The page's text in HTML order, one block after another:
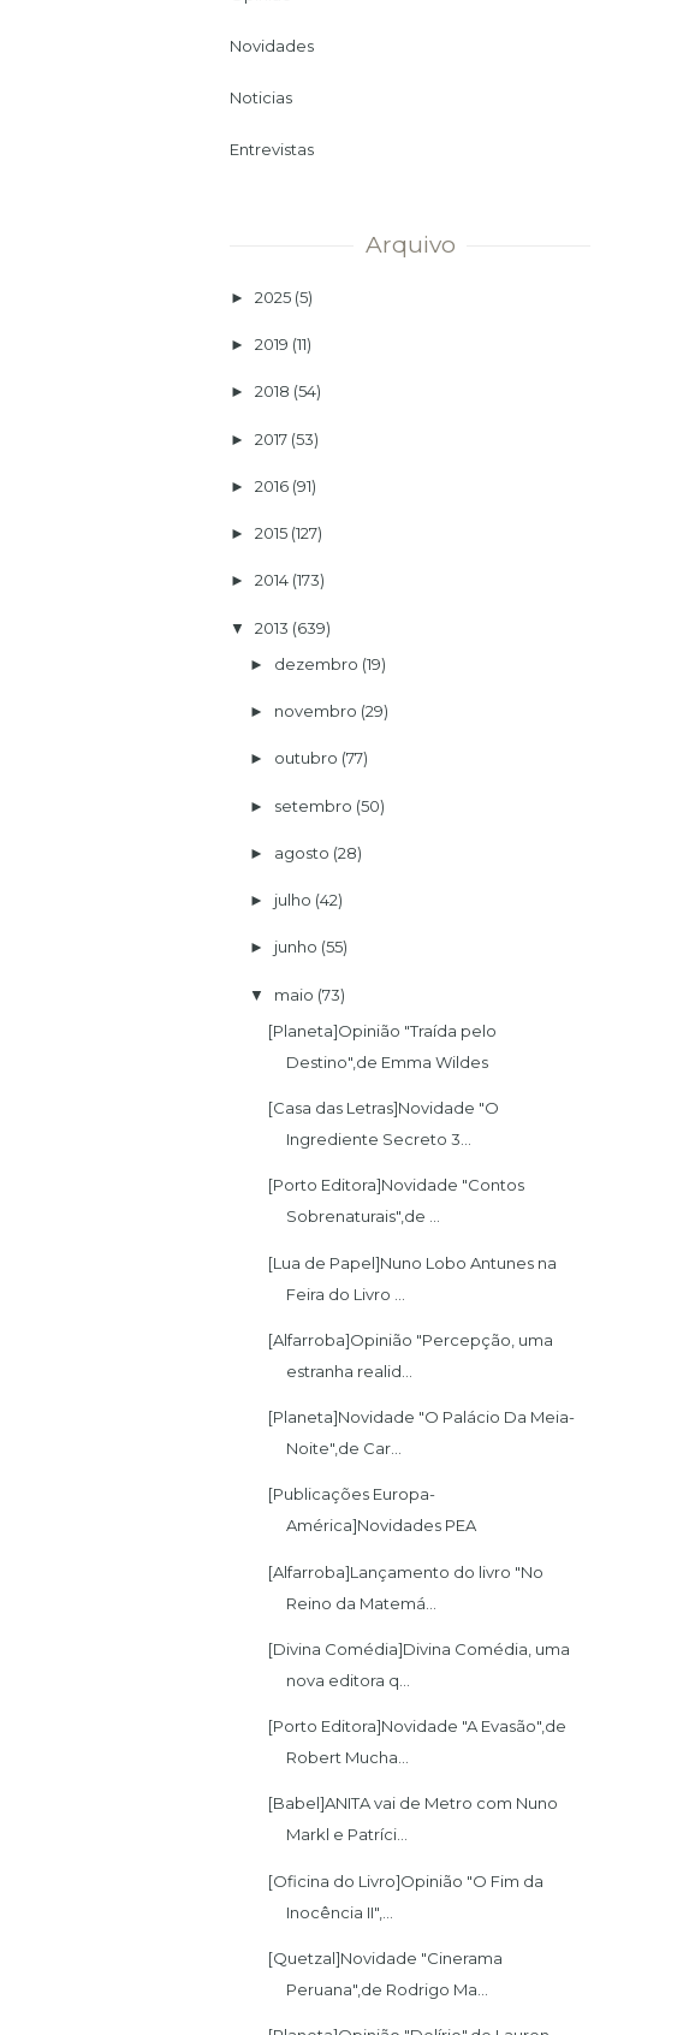
Novidades
Noticias
Entrevistas
Arquivo
► 2025 (5)
► 2019 (11)
► 2018 (54)
► 2017 (53)
► 2016 (91)
► 2015 (127)
► 2014 (173)
▼ 2013 (639)
► dezembro (19)
► novembro (29)
► outubro (77)
► setembro (50)
► agosto (28)
► julho (42)
► junho (55)
▼ maio (73)
[Planeta]Opinião "Traída pelo
Destino",de Emma Wildes
[Casa das Letras]Novidade "O
Ingrediente Secreto 3...
[Porto Editora]Novidade "Contos
Sobrenaturais",de ...
[Lua de Papel]Nuno Lobo Antunes na
Feira do Livro ...
[Alfarroba]Opinião "Percepção, uma
estranha realid...
[Planeta]Novidade "O Palácio Da Meia-
Noite",de Car...
[Publicações Europa-
América]Novidades PEA
[Alfarroba]Lançamento do livro "No
Reino da Matemá...
[Divina Comédia]Divina Comédia, uma
nova editora q...
[Porto Editora]Novidade "A Evasão",de
Robert Mucha...
[Babel]ANITA vai de Metro com Nuno
Markl e Patríci...
[Oficina do Livro]Opinião "O Fim da
Inocência II",...
[Quetzal]Novidade "Cinerama
Peruana",de Rodrigo Ma...